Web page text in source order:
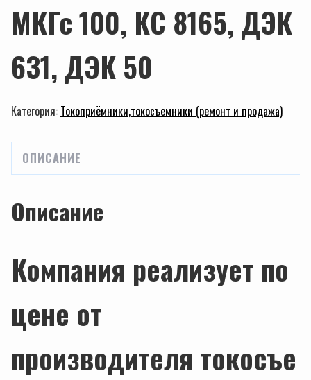
МКГс 100, КС 8165, ДЭК
631, ДЭК 50
Категория: Токоприёмники,токосъемники (ремонт и продажа)
ОПИСАНИЕ
Описание
Компания реализует по
цене от
производителя токосъе